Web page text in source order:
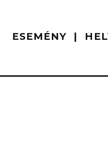
ESEMÉNY